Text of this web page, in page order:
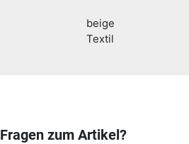
beige
Textil
Fragen zum Artikel?